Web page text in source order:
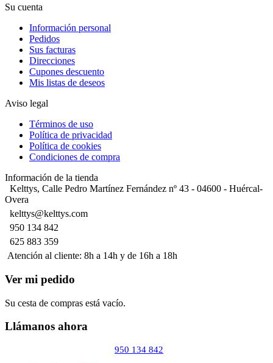
Su cuenta
Información personal
Pedidos
Sus facturas
Direcciones
Cupones descuento
Mis listas de deseos
Aviso legal
Términos de uso
Política de privacidad
Política de cookies
Condiciones de compra
Información de la tienda
Kelttys, Calle Pedro Martínez Fernández nº 43 - 04600 - Huércal-
Overa
kelttys@kelttys.com
950 134 842
625 883 359
Atención al cliente: 8h a 14h y de 16h a 18h
Ver mi pedido
Su cesta de compras está vacío.
Llámanos ahora
950 134 842